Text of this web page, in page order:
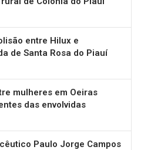
entre Hilux e
de Santa Rosa do Piauí
mulheres em Oeiras
das envolvidas
Paulo Jorge Campos